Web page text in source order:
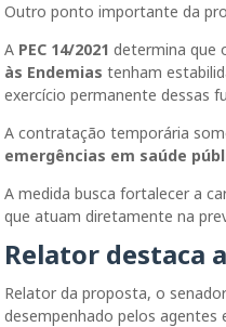
Outro ponto importante da
A PEC 14/2021 determina que
às Endemias tenham
exercício permanente dessas
A contratação temporária
emergências em saúde
A medida busca fortalecer a
que atuam diretamente na
Relator destaca
Relator da proposta, o senador
desempenhado pelos agentes